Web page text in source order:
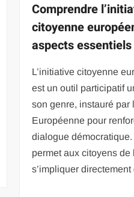
Comprendre
citoyenne
aspects essentiels
L’initiative citoyenne
est un outil participatif
son genre, instauré par
Européenne pour
dialogue
permet aux citoyens de
s’impliquer directement